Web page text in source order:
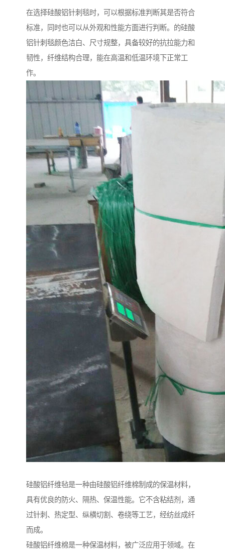
在选择硅酸铝针刺毯时，可以根据标准判断其是否符合
标准，同时也可以从外观和性能方面进行判断。的硅酸
铝针刺毯颜色洁白、尺寸规整，具备较好的抗拉能力和
韧性，纤维结构合理，能在高温和低温环境下正常工
作。
硅酸铝纤维毡是一种由硅酸铝纤维棉制成的保温材料，
具有优良的防火、隔热、保温性能。它不含粘结剂，通
过针刺、热定型、纵横切割、卷绕等工艺，经纺丝成纤
而成。
硅酸铝纤维棉是一种保温材料，被广泛应用于领域。在